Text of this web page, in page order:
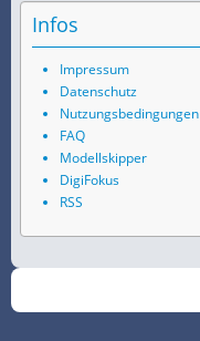
Infos
Impressum
Datenschutz
Nutzungsbedingungen
FAQ
Modellskipper
DigiFokus
RSS